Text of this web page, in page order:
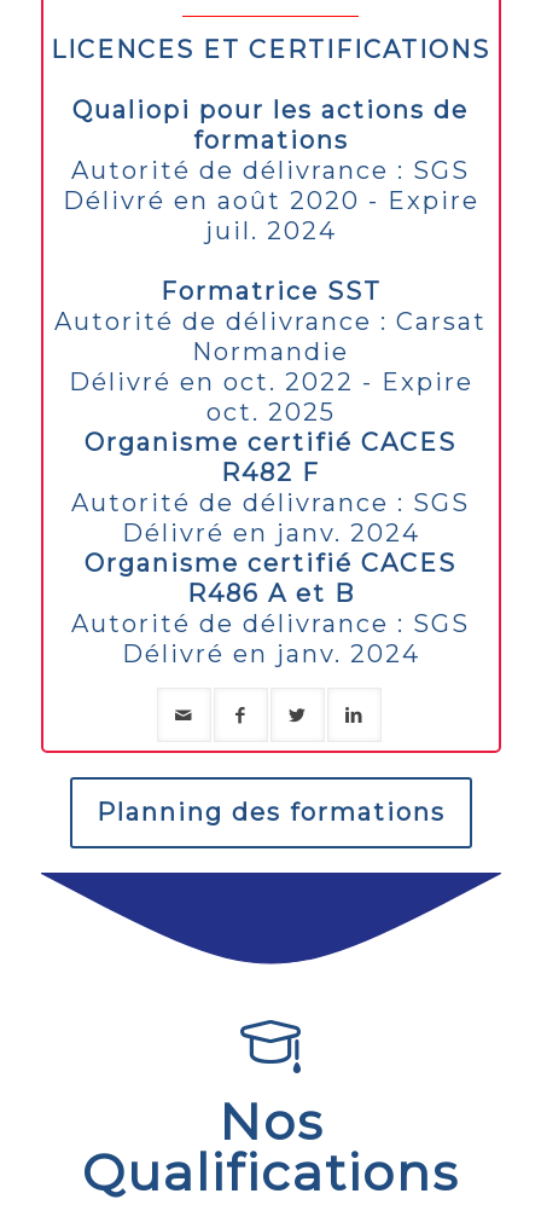
LICENCES ET CERTIFICATIONS
Qualiopi pour les actions de
formations
Autorité de délivrance : SGS
Délivré en août 2020 - Expire
juil. 2024
Formatrice SST
Autorité de délivrance : Carsat
Normandie
Délivré en oct. 2022 - Expire
oct. 2025
Organisme certifié CACES
R482 F
Autorité de délivrance : SGS
Délivré en janv. 2024
Organisme certifié CACES
R486 A et B
Autorité de délivrance : SGS
Délivré en janv. 2024
Planning des formations
Nos
Qualifications